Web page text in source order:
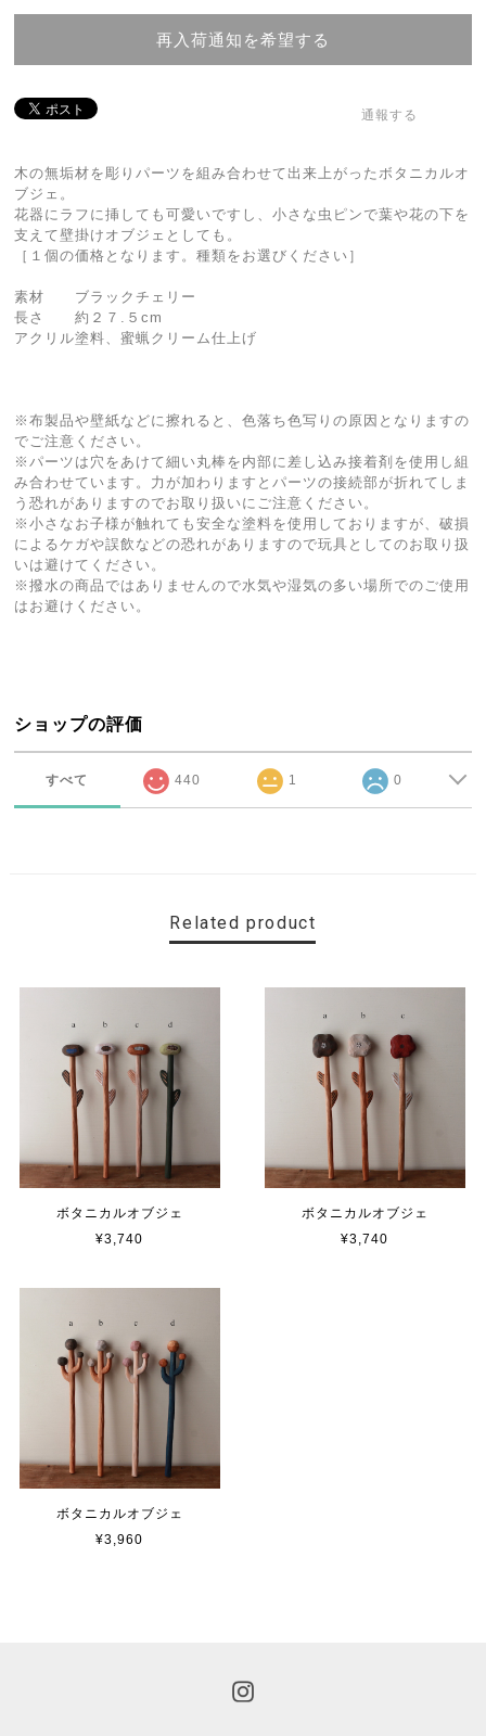
再入荷通知を希望する
通報する
木の無垢材を彫りパーツを組み合わせて出来上がったボタニカルオ
ブジェ。
花器にラフに挿しても可愛いですし、小さな虫ピンで葉や花の下を
支えて壁掛けオブジェとしても。
［１個の価格となります。種類をお選びください］
素材 ブラックチェリー
長さ 約２７.５cm
アクリル塗料、蜜蝋クリーム仕上げ
※布製品や壁紙などに擦れると、色落ち色写りの原因となりますの
でご注意ください。
※パーツは穴をあけて細い丸棒を内部に差し込み接着剤を使用し組
み合わせています。力が加わりますとパーツの接続部が折れてしま
う恐れがありますのでお取り扱いにご注意ください。
※小さなお子様が触れても安全な塗料を使用しておりますが、破損
によるケガや誤飲などの恐れがありますので玩具としてのお取り扱
いは避けてください。
※撥水の商品ではありませんので水気や湿気の多い場所でのご使用
はお避けください。
ショップの評価
すべて 440 1 0
Related product
ボタニカルオブジェ
¥3,740
ボタニカルオブジェ
¥3,740
ボタニカルオブジェ
¥3,960